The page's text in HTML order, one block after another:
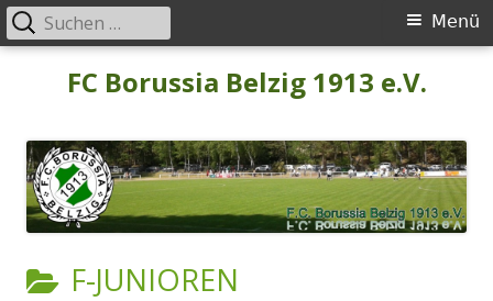
FC Borussia Belzig 1913 e.V.
Primäres
Menü
Menü
Suchen
nach:
KATEGORIE:
F-JUNIOREN